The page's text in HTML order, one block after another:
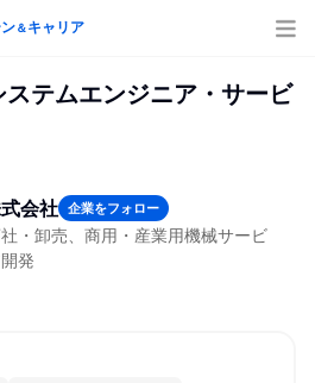
＆キャリア
テムエンジニア・サービ
会社 企業をフォロー
・卸売、商用・産業用機械サービ
発